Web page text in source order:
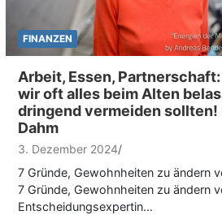
FINANZEN
Arbeit, Essen,
wir oft alles beim Alten
dringend vermeiden sollten!
Dahm
3. Dezember 2024
7 Gründe, Gewohnheiten zu ändern
7 Gründe, Gewohnheiten zu ändern
Entscheidungsexpertin…